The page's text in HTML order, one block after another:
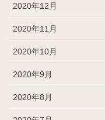
2020年12月
2020年11月
2020年10月
2020年9月
2020年8月